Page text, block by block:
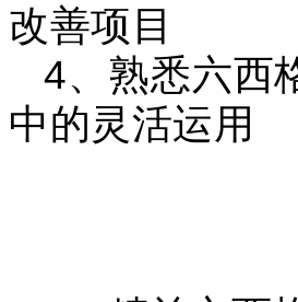
改善项目
4、熟悉六西
中的灵活运用